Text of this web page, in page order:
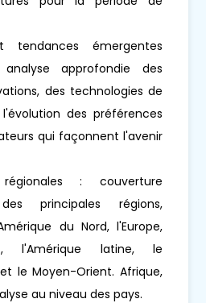
tendances émergentes
approfondie des
des technologies de
des préférences
qui façonnent l'avenir
: couverture
principales régions,
du Nord, l'Europe,
l'Amérique latine, le
le Moyen-Orient. Afrique,
au niveau des pays.